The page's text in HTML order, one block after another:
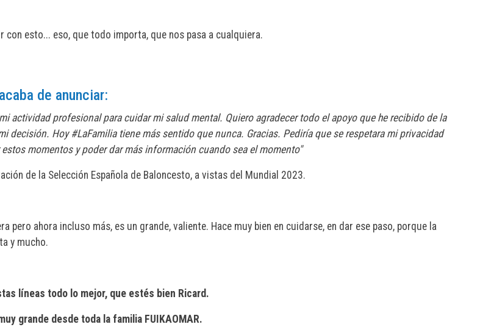
con esto... eso, que todo importa, que nos pasa a cualquiera.
de anunciar:
actividad profesional para cuidar mi salud mental. Quiero agradecer todo el apoyo que he recibido de la
decisión. Hoy #LaFamilia tiene más sentido que nunca. Gracias. Pediría que se respetara mi privacidad
momentos y poder dar más información cuando sea el momento"
de la Selección Española de Baloncesto, a vistas del Mundial 2023.
pero ahora incluso más, es un grande, valiente. Hace muy bien en cuidarse, en dar ese paso, porque la
y mucho.
líneas todo lo mejor, que estés bien Ricard.
grande desde toda la familia FUIKAOMAR.